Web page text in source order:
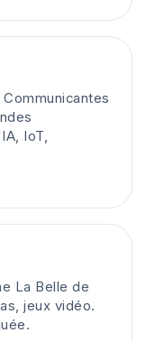
IoT,
La Belle de
jeux vidéo.